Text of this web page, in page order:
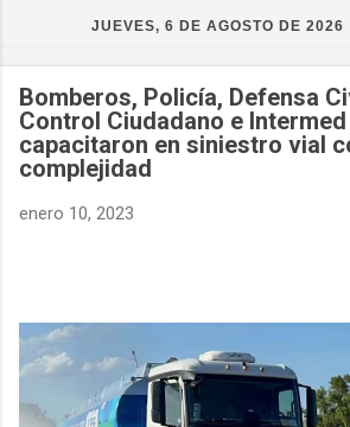
JUEVES, 6 DE AGOSTO DE 2026
Bomberos, Policía, Defensa
Control Ciudadano e
capacitaron en siniestro vial
complejidad
enero 10, 2023